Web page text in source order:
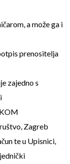
a može ga i
prenositelja
zajedno s
Zagreb
te u Upisnici,